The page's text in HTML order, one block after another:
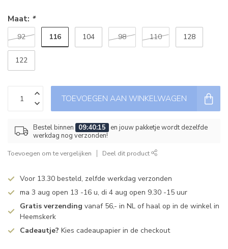
Maat: *
92 116 104 98 110 128
122
TOEVOEGEN AAN WINKELWAGEN
Bestel binnen 09:40:15
en jouw pakketje wordt dezelfde
werkdag nog verzonden!
Toevoegen om te vergelijken Deel dit product
Voor 13.30 besteld, zelfde werkdag verzonden
ma 3 aug open 13 -16 u, di 4 aug open 9.30 -15 uur
Gratis verzending vanaf 56,- in NL of haal op in de winkel in
Heemskerk
Cadeautje? Kies cadeaupapier in de checkout